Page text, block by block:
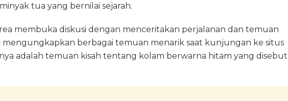
tua yang bernilai sejarah.
membuka diskusi dengan menceritakan perjalanan dan temuan
mengungkapkan berbagai temuan menarik saat kunjungan ke situs
adalah temuan kisah tentang kolam berwarna hitam yang disebut